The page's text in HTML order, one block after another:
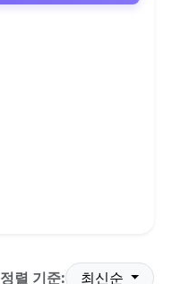
정렬 기준: 최신순